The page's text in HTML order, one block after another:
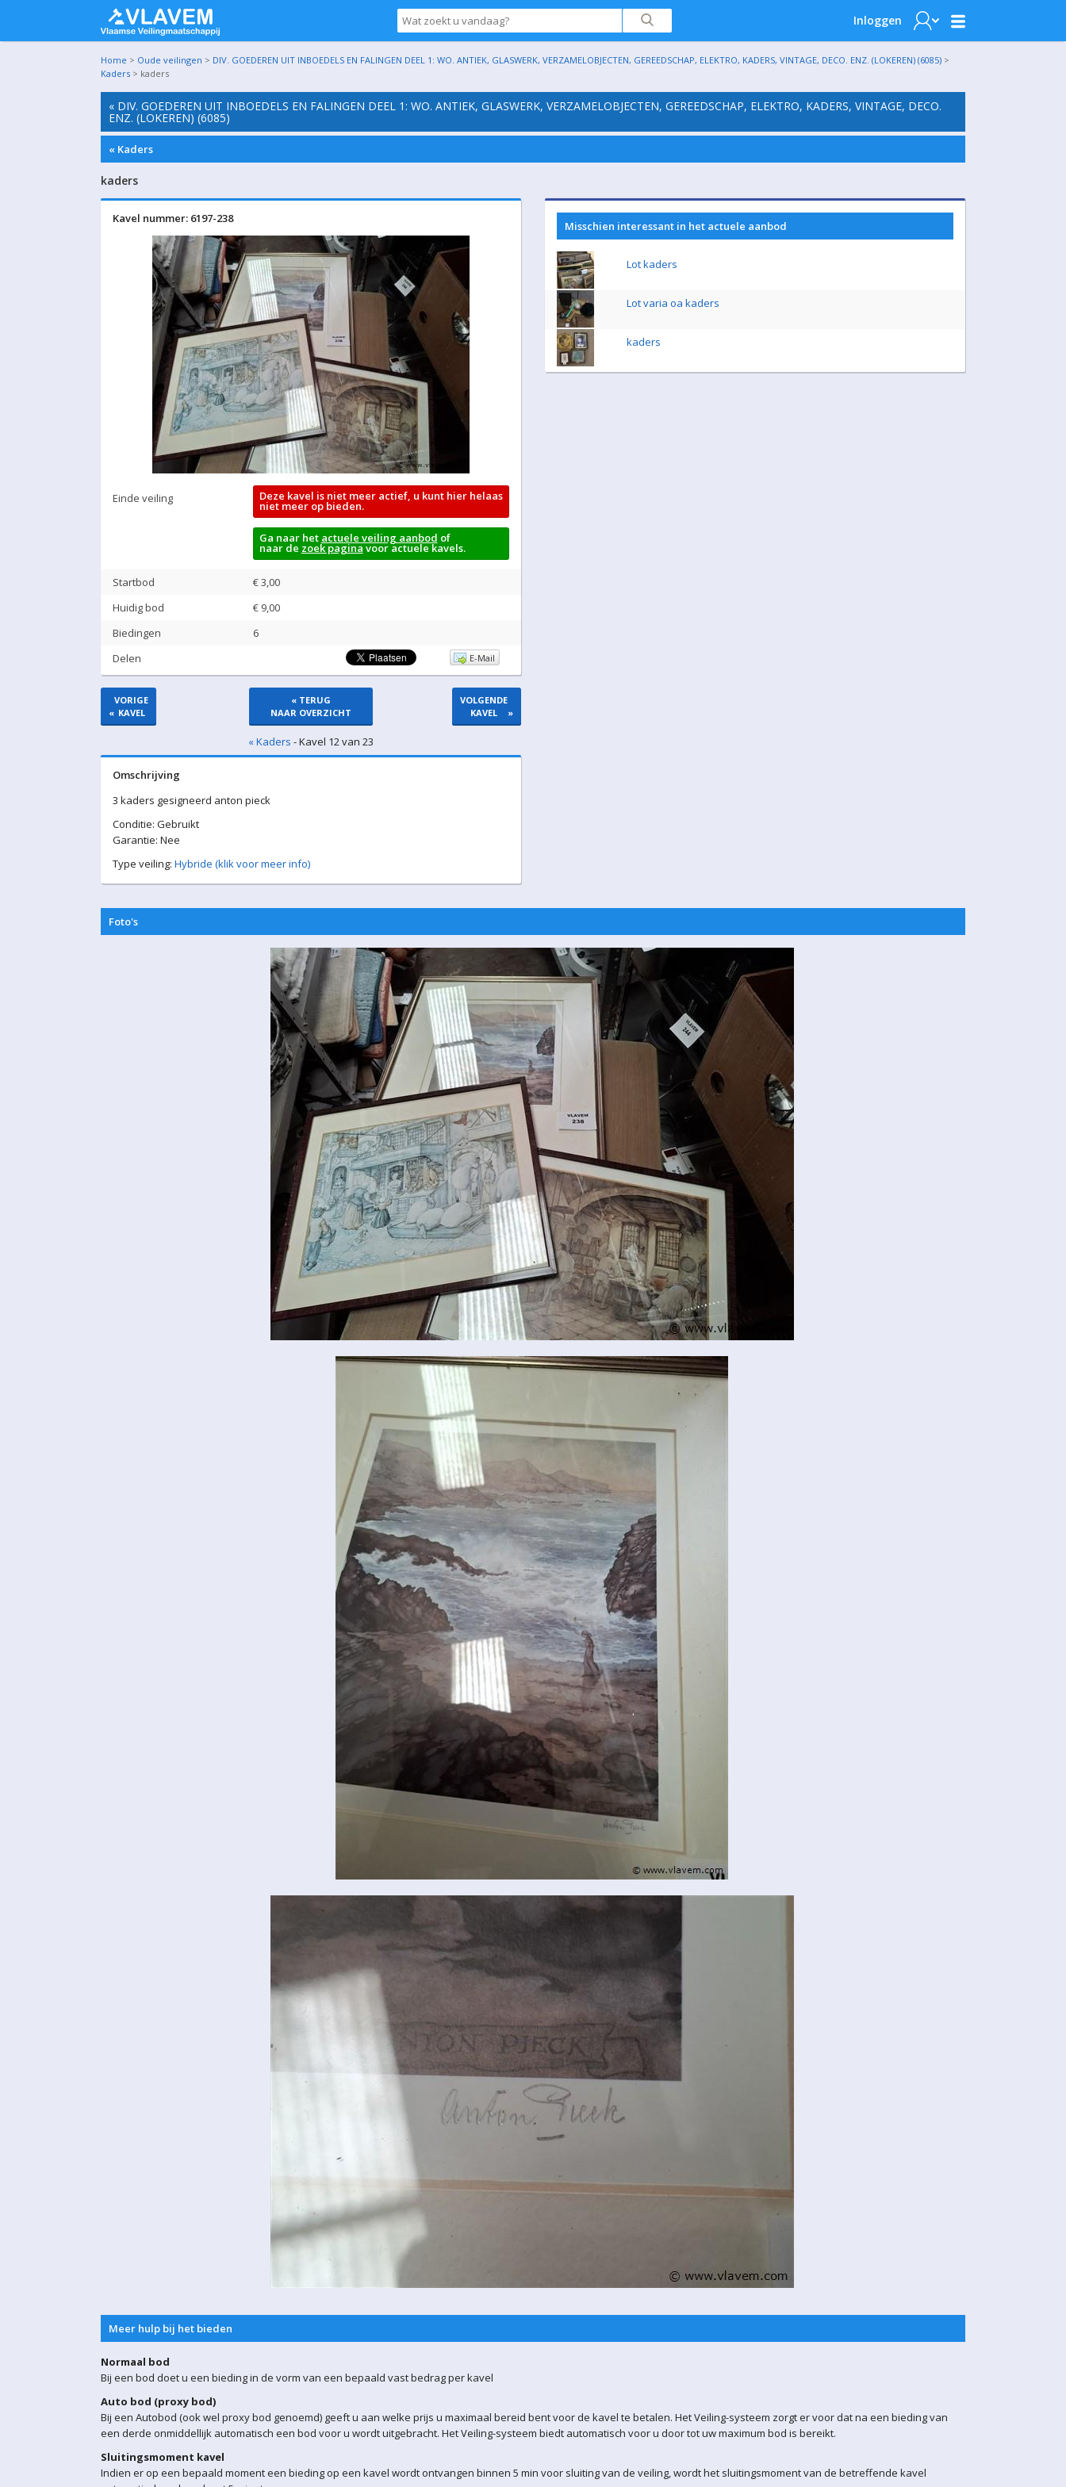
Inloggen
Home > Oude veilingen > DIV. GOEDEREN UIT INBOEDELS EN FALINGEN DEEL 1: WO. ANTIEK, GLASWERK, VERZAMELOBJECTEN, GEREEDSCHAP, ELEKTRO, KADERS, VINTAGE, DECO. ENZ. (LOKEREN) (6085) >
Kaders > kaders
« DIV. GOEDEREN UIT INBOEDELS EN FALINGEN DEEL 1: WO. ANTIEK, GLASWERK, VERZAMELOBJECTEN, GEREEDSCHAP, ELEKTRO, KADERS, VINTAGE, DECO.
ENZ. (LOKEREN) (6085)
« Kaders
kaders
Kavel nummer: 6197-238
Einde veiling Deze kavel is niet meer actief, u kunt hier helaas
niet meer op bieden.
Ga naar het actuele veiling aanbod of
naar de zoek paginavoor actuele kavels.
Startbod
€ 3,00
Huidig bod
€ 9,00
Biedingen
6
Delen
E-Mail
«
VORIGE
KAVEL
« TERUG
NAAR OVERZICHT
VOLGENDE
KAVEL
»
« Kaders - Kavel 12 van 23
Omschrijving
3 kaders gesigneerd anton pieck
Conditie: Gebruikt
Garantie: Nee
Type veiling: Hybride (klik voor meer info)
Misschien interessant in het actuele aanbod
Lot kaders
Lot varia oa kaders
kaders
Foto's
Meer hulp bij het bieden
Normaal bod
Bij een bod doet u een bieding in de vorm van een bepaald vast bedrag per kavel
Auto bod (proxy bod)
Bij een Autobod (ook wel proxy bod genoemd) geeft u aan welke prijs u maximaal bereid bent voor de kavel te betalen. Het Veiling-systeem zorgt er voor dat na een bieding van
een derde onmiddellijk automatisch een bod voor u wordt uitgebracht. Het Veiling-systeem biedt automatisch voor u door tot uw maximum bod is bereikt.
Sluitingsmoment kavel
Indien er op een bepaald moment een bieding op een kavel wordt ontvangen binnen 5 min voor sluiting van de veiling, wordt het sluitingsmoment van de betreffende kavel